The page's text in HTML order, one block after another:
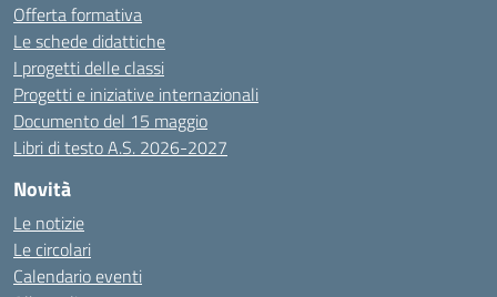
Offerta formativa
Le schede didattiche
I progetti delle classi
Progetti e iniziative internazionali
Documento del 15 maggio
Libri di testo A.S. 2026-2027
Novità
Le notizie
Le circolari
Calendario eventi